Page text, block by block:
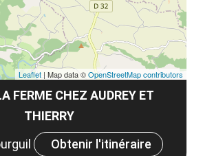
FERME CHEZ AUDREY ET
THIERRY
Obtenir l'itinéraire
Leaflet | Map data ©OpenStreetMap contributors